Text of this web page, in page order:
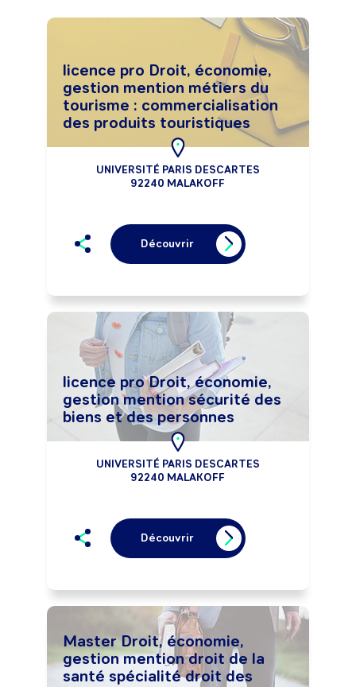
licence pro Droit, économie,
gestion mention métiers du
tourisme : commercialisation
des produits touristiques
UNIVERSITÉ PARIS DESCARTES
92240 MALAKOFF
Découvrir
licence pro Droit, économie,
gestion mention sécurité des
biens et des personnes
UNIVERSITÉ PARIS DESCARTES
92240 MALAKOFF
Découvrir
Master Droit, économie,
gestion mention droit de la
santé spécialité droit des